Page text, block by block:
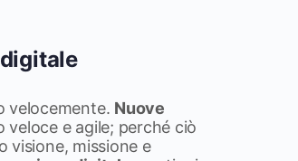
velocemente. Nuove
veloce e agile; perché ciò
visione, missione e